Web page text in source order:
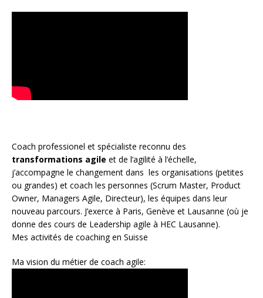
Coach professionel et spécialiste reconnu des
transformations agile et de l‘agilité à l’échelle,
j’accompagne le changement dans les organisations (petites
ou grandes) et coach les personnes (Scrum Master, Product
Owner, Managers Agile, Directeur), les équipes dans leur
nouveau parcours. J’exerce à Paris, Genève et Lausanne (où je
donne des cours de Leadership agile à HEC Lausanne).
Mes activités de coaching en Suisse
Ma vision du métier de coach agile: